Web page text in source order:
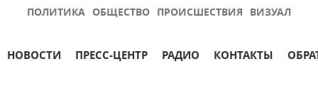
ПОЛИТИКА ОБЩЕСТВО ПРОИСШЕСТВИЯ ВИЗУАЛ
НОВОСТИ ПРЕСС-ЦЕНТР РАДИО КОНТАКТЫ